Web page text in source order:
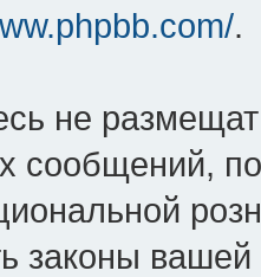
.
не
сообщений,
законы